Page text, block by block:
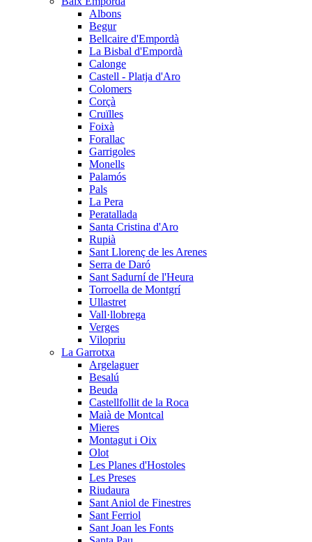
Albons
Begur
Bellcaire d'Empordà
La Bisbal d'Empordà
Calonge
Castell - Platja d'Aro
Colomers
Corçà
Cruïlles
Foixà
Forallac
Garrigoles
Monells
Palamós
Pals
La Pera
Peratallada
Santa Cristina d'Aro
Rupià
Sant Llorenç de les Arenes
Serra de Daró
Sant Sadurní de l'Heura
Torroella de Montgrí
Ullastret
Vall·llobrega
Verges
Vilopriu
La Garrotxa
Argelaguer
Besalú
Beuda
Castellfollit de la Roca
Maià de Montcal
Mieres
Montagut i Oix
Olot
Les Planes d'Hostoles
Les Preses
Riudaura
Sant Aniol de Finestres
Sant Ferriol
Sant Joan les Fonts